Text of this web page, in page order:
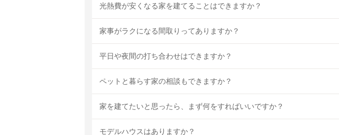
光熱費が安くなる家を建てることはできますか？
家事がラクになる間取りってありますか？
平日や夜間の打ち合わせはできますか？
ペットと暮らす家の相談もできますか？
家を建てたいと思ったら、まず何をすればいいですか？
モデルハウスはありますか？